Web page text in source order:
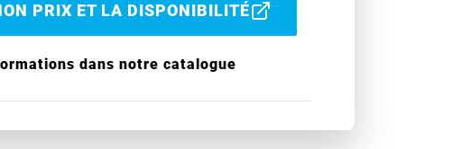
PRIX ET LA DISPONIBILITÉ
dans notre catalogue